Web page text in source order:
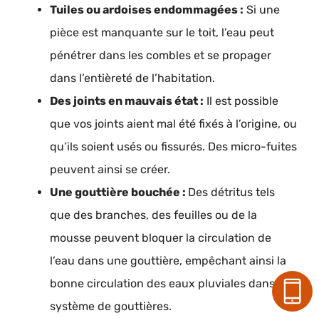
Tuiles ou ardoises endommagées : Si une
pièce est manquante sur le toit, l’eau peut
pénétrer dans les combles et se propager
dans l’entièreté de l’habitation.
Des joints en mauvais état : Il est possible
que vos joints aient mal été fixés à l’origine, ou
qu’ils soient usés ou fissurés. Des micro-fuites
peuvent ainsi se créer.
Une gouttière bouchée : Des détritus tels
que des branches, des feuilles ou de la
mousse peuvent bloquer la circulation de
l’eau dans une gouttière, empêchant ainsi la
bonne circulation des eaux pluviales dans le
système de gouttières.